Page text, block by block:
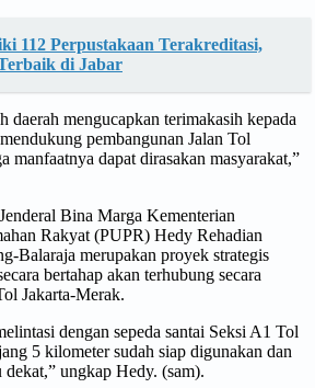
112 Perpustakaan Terakreditasi,
di Jabar
daerah mengucapkan terimakasih kepada
pembangunan Jalan Tol
manfaatnya dapat dirasakan masyarakat,”
Bina Marga Kementerian
Rakyat (PUPR) Hedy Rehadian
Balaraja merupakan proyek strategis
bertahap akan terhubung secara
Jakarta-Merak.
dengan sepeda santai Seksi A1 Tol
5 kilometer sudah siap digunakan dan
ungkap Hedy. (sam).